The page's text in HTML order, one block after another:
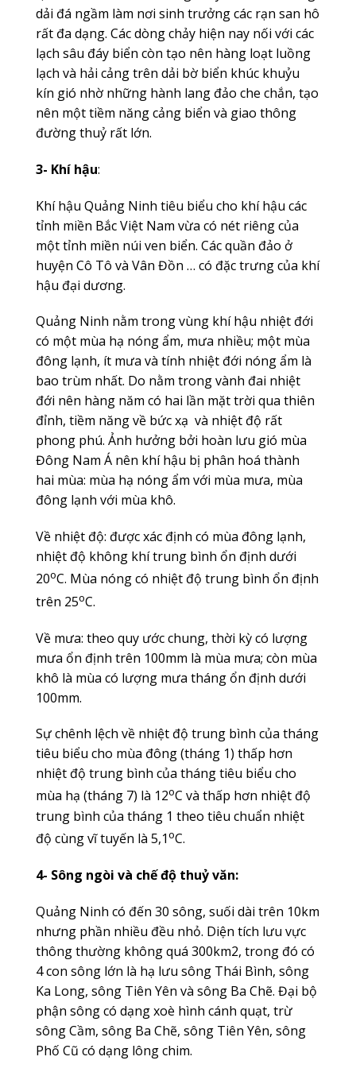
dải đá ngầm làm nơi sinh trưởng các rạn san hô
rất đa dạng. Các dòng chảy hiện nay nối với các
lạch sâu đáy biển còn tạo nên hàng loạt luồng
lạch và hải cảng trên dải bờ biển khúc khuỷu
kín gió nhờ những hành lang đảo che chắn, tạo
nên một tiềm năng cảng biển và giao thông
đường thuỷ rất lớn.
3- Khí hậu:
Khí hậu Quảng Ninh tiêu biểu cho khí hậu các
tỉnh miền Bắc Việt Nam vừa có nét riêng của
một tỉnh miền núi ven biển. Các quần đảo ở
huyện Cô Tô và Vân Đồn … có đặc trưng của khí
hậu đại dương.
Quảng Ninh nằm trong vùng khí hậu nhiệt đới
có một mùa hạ nóng ẩm, mưa nhiều; một mùa
đông lạnh, ít mưa và tính nhiệt đới nóng ẩm là
bao trùm nhất. Do nằm trong vành đai nhiệt
đới nên hàng năm có hai lần mặt trời qua thiên
đỉnh, tiềm năng về bức xạ và nhiệt độ rất
phong phú. Ảnh hưởng bởi hoàn lưu gió mùa
Đông Nam Á nên khí hậu bị phân hoá thành
hai mùa: mùa hạ nóng ẩm với mùa mưa, mùa
đông lạnh với mùa khô.
Về nhiệt độ: được xác định có mùa đông lạnh,
nhiệt độ không khí trung bình ổn định dưới
20oC. Mùa nóng có nhiệt độ trung bình ổn định
trên 25oC.
Về mưa: theo quy ước chung, thời kỳ có lượng
mưa ổn định trên 100mm là mùa mưa; còn mùa
khô là mùa có lượng mưa tháng ổn định dưới
100mm.
Sự chênh lệch về nhiệt độ trung bình của tháng
tiêu biểu cho mùa đông (tháng 1) thấp hơn
nhiệt độ trung bình của tháng tiêu biểu cho
mùa hạ (tháng 7) là 12oC và thấp hơn nhiệt độ
trung bình của tháng 1 theo tiêu chuẩn nhiệt
độ cùng vĩ tuyến là 5,1oC.
4- Sông ngòi và chế độ thuỷ văn:
Quảng Ninh có đến 30 sông, suối dài trên 10km
nhưng phần nhiều đều nhỏ. Diện tích lưu vực
thông thường không quá 300km2, trong đó có
4 con sông lớn là hạ lưu sông Thái Bình, sông
Ka Long, sông Tiên Yên và sông Ba Chẽ. Đại bộ
phận sông có dạng xoè hình cánh quạt, trừ
sông Cầm, sông Ba Chẽ, sông Tiên Yên, sông
Phố Cũ có dạng lông chim.